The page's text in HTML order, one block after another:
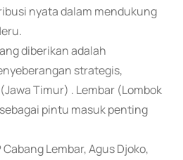
nyata dalam mendukung
diberikan adalah
strategis,
Timur) . Lembar (Lombok
pintu masuk penting
Lembar, Agus Djoko,